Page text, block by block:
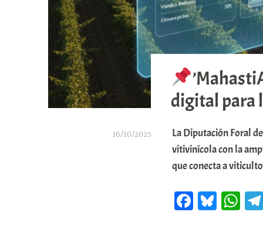
digital para
16/10/2025
La Diputación Foral
vitivinícola con la
que conecta a
Fa Bl W